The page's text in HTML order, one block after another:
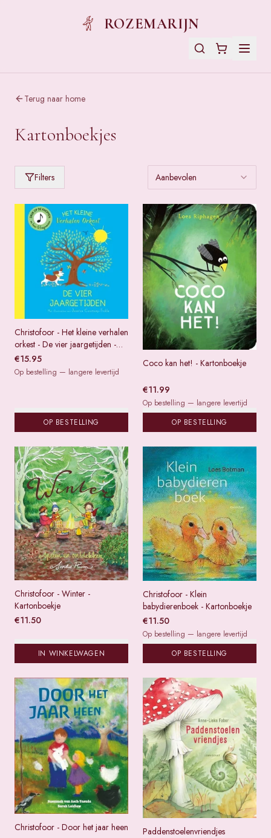
ROZEMARIJN
Terug naar home
Kartonboekjes
Filters Aanbevolen
Christofoor - Het kleine verhalen
orkest - De vier jaargetijden -
Karton
€15.95
Op bestelling — langere levertijd
OP BESTELLING
Coco kan het! - Kartonboekje
€11.99
Op bestelling — langere levertijd
OP BESTELLING
Christofoor - Winter -
Kartonboekje
€11.50
IN WINKELWAGEN
Christofoor - Klein
babydierenboek - Kartonboekje
€11.50
Op bestelling — langere levertijd
OP BESTELLING
Christofoor - Door het jaar heen Paddenstoelenvriendjes